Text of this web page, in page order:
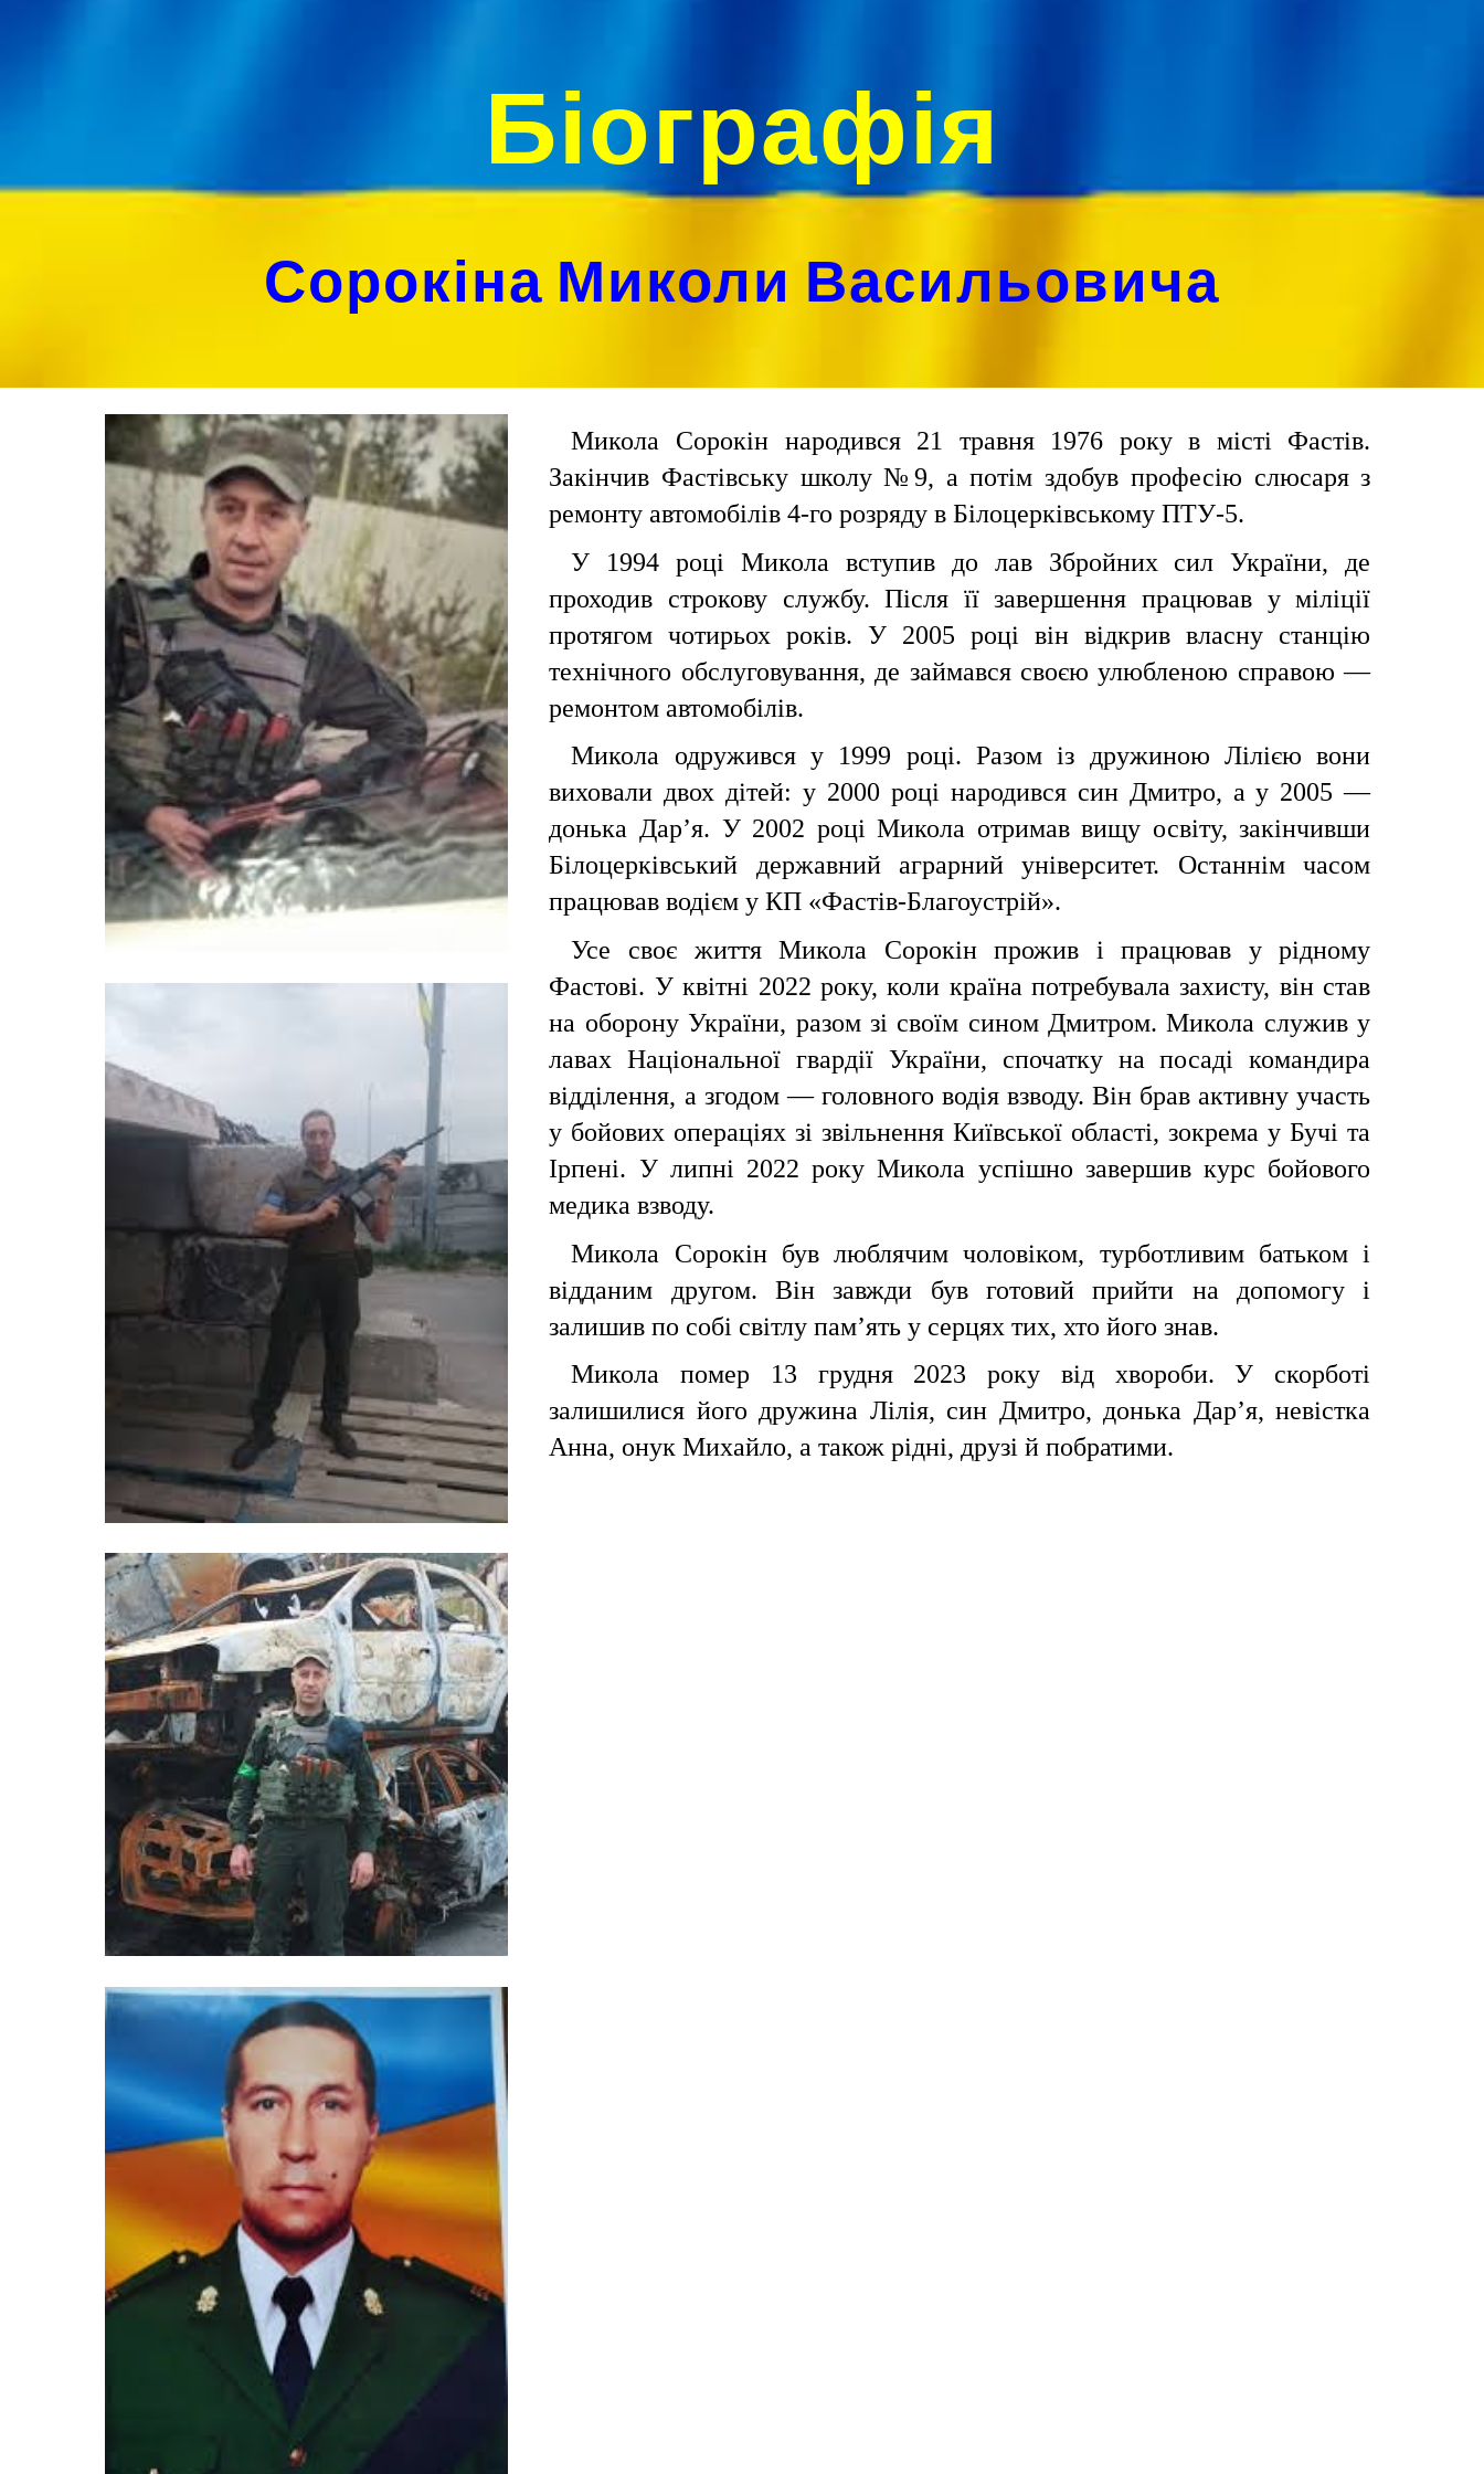
Біографія
Сорокіна Миколи Васильовича
Микола Сорокін народився 21 травня 1976 року в місті Фастів.
Закінчив Фастівську школу №9, а потім здобув професію слюсаря з
ремонту автомобілів 4-го розряду в Білоцерківському ПТУ-5.
У 1994 році Микола вступив до лав Збройних сил України, де
проходив строкову службу. Після її завершення працював у міліції
протягом чотирьох років. У 2005 році він відкрив власну станцію
технічного обслуговування, де займався своєю улюбленою справою —
ремонтом автомобілів.
Микола одружився у 1999 році. Разом із дружиною Лілією вони
виховали двох дітей: у 2000 році народився син Дмитро, а у 2005 —
донька Дар’я. У 2002 році Микола отримав вищу освіту, закінчивши
Білоцерківський державний аграрний університет. Останнім часом
працював водієм у КП «Фастів-Благоустрій».
Усе своє життя Микола Сорокін прожив і працював у рідному
Фастові. У квітні 2022 року, коли країна потребувала захисту, він став
на оборону України, разом зі своїм сином Дмитром. Микола служив у
лавах Національної гвардії України, спочатку на посаді командира
відділення, а згодом — головного водія взводу. Він брав активну участь
у бойових операціях зі звільнення Київської області, зокрема у Бучі та
Ірпені. У липні 2022 року Микола успішно завершив курс бойового
медика взводу.
Микола Сорокін був люблячим чоловіком, турботливим батьком і
відданим другом. Він завжди був готовий прийти на допомогу і
залишив по собі світлу пам’ять у серцях тих, хто його знав.
Микола помер 13 грудня 2023 року від хвороби. У скорботі
залишилися його дружина Лілія, син Дмитро, донька Дар’я, невістка
Анна, онук Михайло, а також рідні, друзі й побратими.